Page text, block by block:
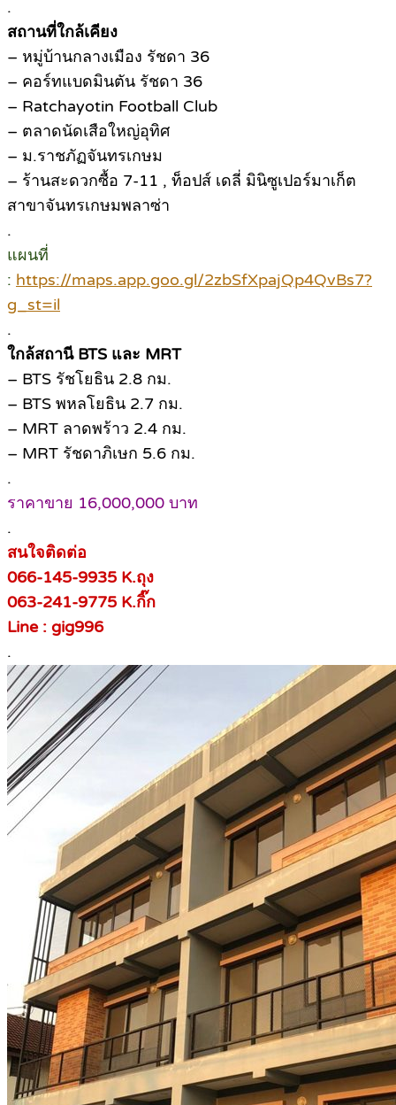
.
สถานที่ใกล้เคียง
– หมู่บ้านกลางเมือง รัชดา 36
– คอร์ทแบดมินตัน รัชดา 36
– Ratchayotin Football Club
– ตลาดนัดเสือใหญ่อุทิศ
– ม.ราชภัฏจันทรเกษม
– ร้านสะดวกซื้อ 7-11 , ท็อปส์ เดลี่ มินิซูเปอร์มาเก็ต
สาขาจันทรเกษมพลาซ่า
.
แผนที่
: https://maps.app.goo.gl/2zbSfXpajQp4QvBs7?
g_st=il
.
ใกล้สถานี BTS และ MRT
– BTS รัชโยธิน 2.8 กม.
– BTS พหลโยธิน 2.7 กม.
– MRT ลาดพร้าว 2.4 กม.
– MRT รัชดาภิเษก 5.6 กม.
.
ราคาขาย 16,000,000 บาท
.
สนใจติดต่อ
066-145-9935 K.ถุง
063-241-9775 K.กิ๊ก
Line : gig996
.